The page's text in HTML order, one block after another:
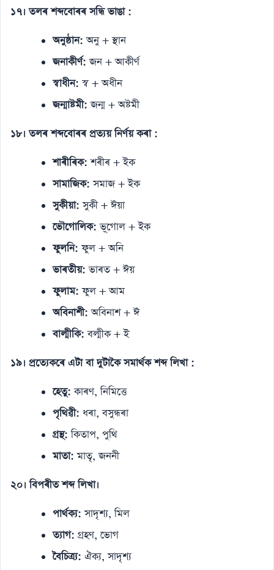
১৭। তলৰ শব্দবোৰৰ সন্ধি ভাঙা :
অনুষ্ঠান: অনু + স্থান
জনাকীর্ণ: জন + আকীর্ণ
স্বাধীন: স্ব + অধীন
জন্মাষ্টমী: জন্ম + অষ্টমী
১৮। তলৰ শব্দবোৰৰ প্ৰত্যয় নিৰ্ণয় কৰা :
শাৰীৰিক: শৰীৰ + ইক
সামাজিক: সমাজ + ইক
সুকীয়া: সুকী + ঈয়া
ভৌগোলিক: ভূগোল + ইক
ফুলনি: ফুল + অনি
ভাৰতীয়: ভাৰত + ঈয়
ফুলাম: ফুল + আম
অবিনাশী: অবিনাশ + ঈ
বাল্মীকি: বল্মীক + ই
১৯। প্ৰত্যেকৰে এটা বা দুটাকৈ সমাৰ্থক শব্দ লিখা :
হেতু: কাৰণ, নিমিত্তে
পৃথিৱী: ধৰা, বসুন্ধৰা
গ্ৰন্থ: কিতাপ, পুথি
মাতা: মাতৃ, জননী
২০। বিপৰীত শব্দ লিখা।
পাৰ্থক্য: সাদৃশ্য, মিল
ত্যাগ: গ্ৰহণ, ভোগ
বৈচিত্ৰ্য: ঐক্য, সাদৃশ্য